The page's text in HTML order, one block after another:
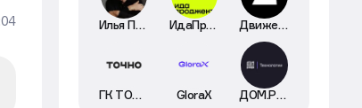
Илья Пискулин ИдаПроджект Движение
ГК ТОЧНО GloraX ДОМ.РФ Технологии